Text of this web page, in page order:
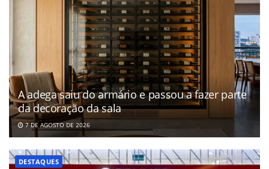
A adega saiu do armário e passou a fazer parte
da decoração da sala
7 DE AGOSTO DE 2026
DESTAQUES